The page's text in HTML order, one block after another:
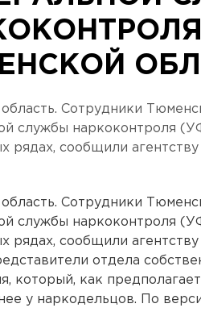
область. Сотрудники
службы наркоконтроля
рядах, сообщили
область. Сотрудники
службы наркоконтроля
рядах, сообщили
отдела
который, как
у наркодельцов. По